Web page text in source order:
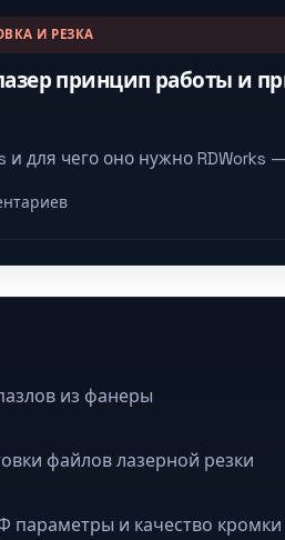
И РЕЗКА
принцип работы и
и для чего оно нужно
из фанеры
файлов лазерной резки
параметры и качество кромки